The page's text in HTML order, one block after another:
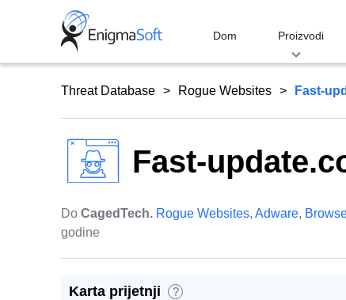
Dom Proizvodi
Threat Database Rogue Websites Fast-
Fast-
Do CagedTech. Rogue Websites, Adware,
godine
Karta prijetnji ?